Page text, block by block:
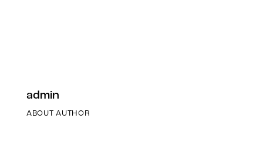
admin
ABOUT AUTHOR